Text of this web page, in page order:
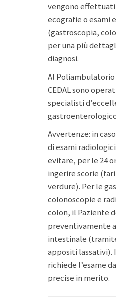
vengono
ecografie o esami
(gastroscopia,
per una più
diagnosi.
Al
CEDAL sono
specialisti
Avvertenze: in
di esami
evitare, per le 24
ingerire scorie
verdure). Per le
colonoscopie e
colon, il Paziente
preventivamente
intestinale
appositi lassativi).
richiede l’esame
precise in merito.